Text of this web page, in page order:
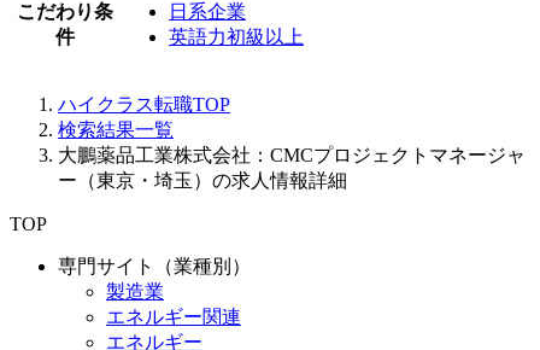
こだわり条
件
日系企業
英語力初級以上
ハイクラス転職TOP
検索結果一覧
大鵬薬品工業株式会社：CMCプロジェクトマネージャ
ー（東京・埼玉）の求人情報詳細
TOP
専門サイト（業種別）
製造業
エネルギー関連
エネルギー